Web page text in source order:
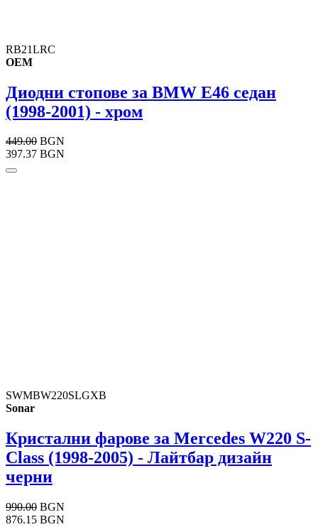
RB21LRC
OEM
Диодни стопове за BMW E46 седан
(1998-2001) - хром
449.00 BGN
397.37 BGN
SWMBW220SLGXB
Sonar
Кристални фарове за Mercedes W220 S-
Class (1998-2005) - Лайтбар дизайн
черни
990.00 BGN
876.15 BGN